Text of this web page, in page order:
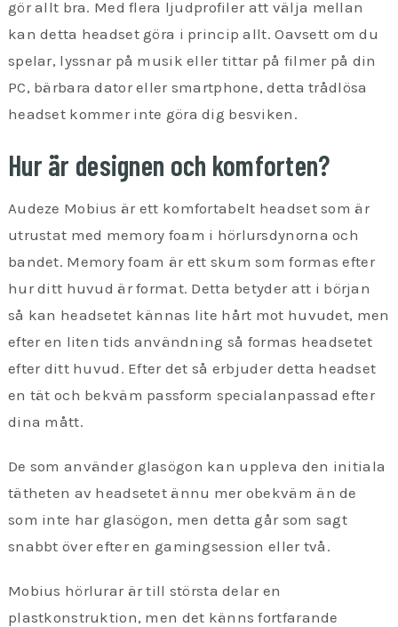
gör allt bra. Med flera ljudprofiler att välja mellan
kan detta headset göra i princip allt. Oavsett om du
spelar, lyssnar på musik eller tittar på filmer på din
PC, bärbara dator eller smartphone, detta trådlösa
headset kommer inte göra dig besviken.
Hur är designen och komforten?
Audeze Mobius är ett komfortabelt headset som är
utrustat med memory foam i hörlursdynorna och
bandet. Memory foam är ett skum som formas efter
hur ditt huvud är format. Detta betyder att i början
så kan headsetet kännas lite hårt mot huvudet, men
efter en liten tids användning så formas headsetet
efter ditt huvud. Efter det så erbjuder detta headset
en tät och bekväm passform specialanpassad efter
dina mått.
De som använder glasögon kan uppleva den initiala
tätheten av headsetet ännu mer obekväm än de
som inte har glasögon, men detta går som sagt
snabbt över efter en gamingsession eller två.
Mobius hörlurar är till största delar en
plastkonstruktion, men det känns fortfarande